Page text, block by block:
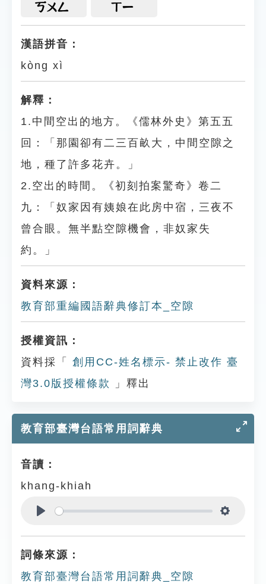
ㄎㄨㄥ ㄒㄧ
漢語拼音：
kòng xì
解釋：
1.中間空出的地方。《儒林外史》第五五
回：「那園卻有二三百畝大，中間空隙之
地，種了許多花卉。」
2.空出的時間。《初刻拍案驚奇》卷二
九：「奴家因有姨娘在此房中宿，三夜不
曾合眼。無半點空隙機會，非奴家失
約。」
資料來源：
教育部重編國語辭典修訂本_空隙
授權資訊：
資料採「
創用CC-姓名標示- 禁止改作 臺
灣3.0版授權條款
」釋出
教育部臺灣台語常用詞辭典
音讀：
khang-khiah
詞條來源：
教育部臺灣台語常用詞辭典_空隙